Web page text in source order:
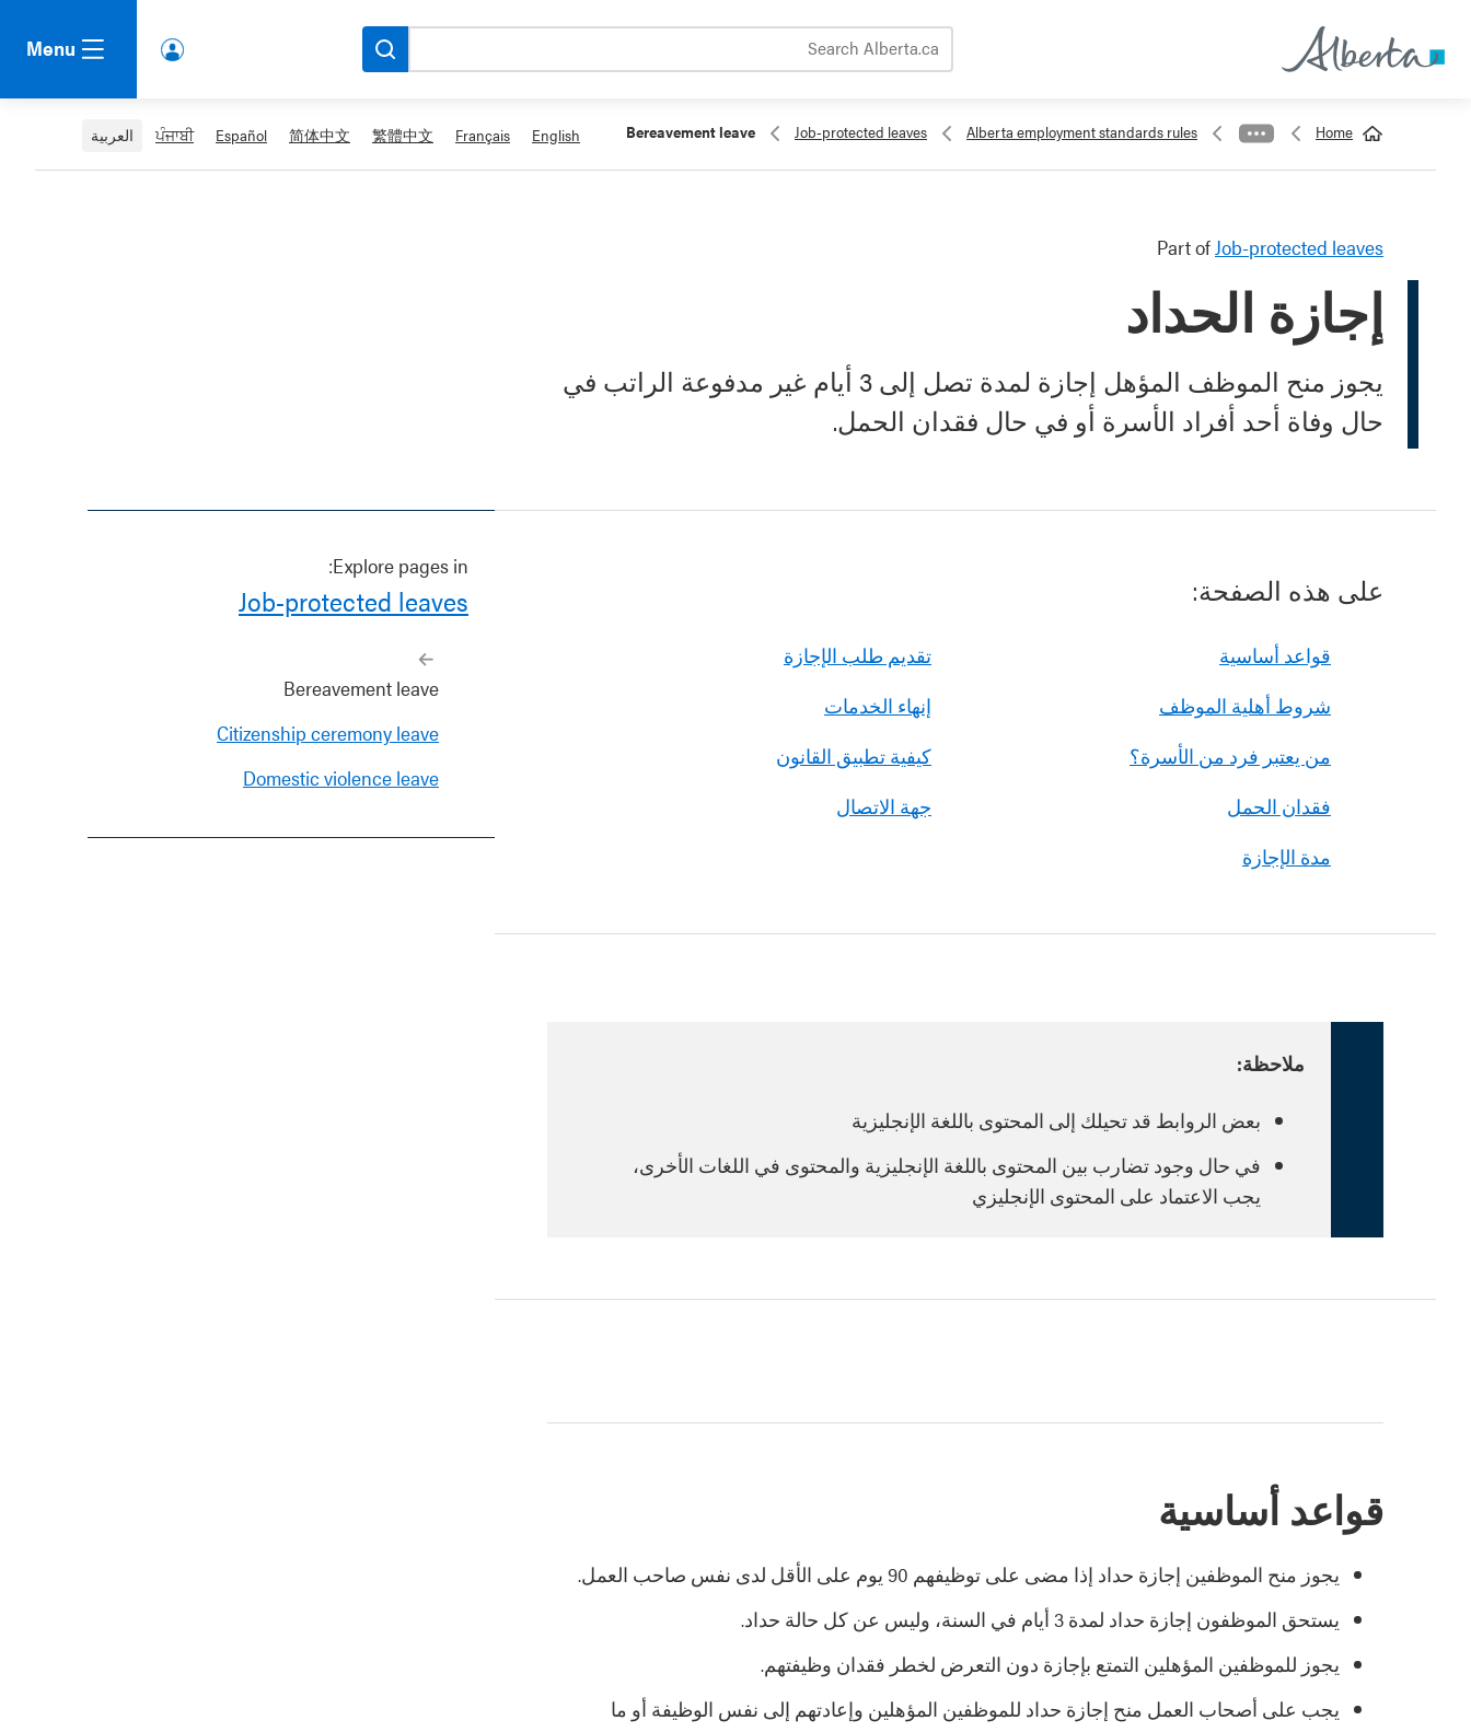
lbert
Acco
unt
Menu
Home
Alberta employment standards rules
Job-protected leaves
Bereavement leave
English
Français
繁體中文
简体中文
Español
ਪੰਜਾਬੀ العربية
Part ofJob-protected leaves
إجازة الحداد
يجوز منح الموظف المؤهل إجازة لمدة تصل إلى 3 أيام غير مدفوعة الراتب في
حال وفاة أحد أفراد الأسرة أو في حال فقدان الحمل.
Explore pages in:
Job-protected leaves
Bereavement leave
Citizenship ceremony leave
Domestic violence leave
على هذه الصفحة:
قواعد أساسية
شروط أهلية الموظف
من يعتبر فرد من الأسرة؟
فقدان الحمل
مدة الإجازة
تقديم طلب الإجازة
إنهاء الخدمات
كيفية تطبيق القانون
جهة الاتصال
ملاحظة:
بعض الروابط قد تحيلك إلى المحتوى باللغة الإنجليزية
في حال وجود تضارب بين المحتوى باللغة الإنجليزية والمحتوى في اللغات الأخرى،
يجب الاعتماد على المحتوى الإنجليزي
قواعد أساسية
يجوز منح الموظفين إجازة حداد إذا مضى على توظيفهم 90 يوم على الأقل لدى نفس صاحب العمل.
يستحق الموظفون إجازة حداد لمدة 3 أيام في السنة، وليس عن كل حالة حداد.
يجوز للموظفين المؤهلين التمتع بإجازة دون التعرض لخطر فقدان وظيفتهم.
يجب على أصحاب العمل منح إجازة حداد للموظفين المؤهلين وإعادتهم إلى نفس الوظيفة أو ما